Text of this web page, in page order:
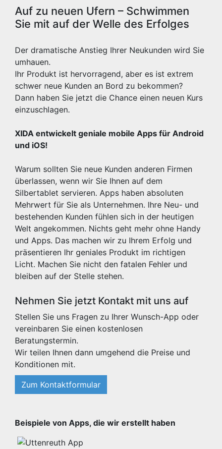
Auf zu neuen Ufern – Schwimmen
Sie mit auf der Welle des Erfolges
Der dramatische Anstieg Ihrer Neukunden wird Sie
umhauen.
Ihr Produkt ist hervorragend, aber es ist extrem
schwer neue Kunden an Bord zu bekommen?
Dann haben Sie jetzt die Chance einen neuen Kurs
einzuschlagen.
XIDA entwickelt geniale mobile Apps für Android
und iOS!
Warum sollten Sie neue Kunden anderen Firmen
überlassen, wenn wir Sie Ihnen auf dem
Silbertablet servieren. Apps haben absoluten
Mehrwert für Sie als Unternehmen. Ihre Neu- und
bestehenden Kunden fühlen sich in der heutigen
Welt angekommen. Nichts geht mehr ohne Handy
und Apps. Das machen wir zu Ihrem Erfolg und
präsentieren Ihr geniales Produkt im richtigen
Licht. Machen Sie nicht den fatalen Fehler und
bleiben auf der Stelle stehen.
Nehmen Sie jetzt Kontakt mit uns auf
Stellen Sie uns Fragen zu Ihrer Wunsch-App oder
vereinbaren Sie einen kostenlosen
Beratungstermin.
Wir teilen Ihnen dann umgehend die Preise und
Konditionen mit.
Zum Kontaktformular
Beispiele von Apps, die wir erstellt haben